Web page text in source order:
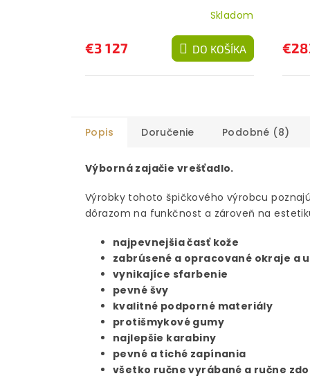
Skladom
€3 127 DO KOŠÍKA
Popis Doručenie Podobné (8)
Výborná zajačie vrešťadlo.
Výrobky tohoto špičkového výrobcu
dôrazom na funkčnost a zároveň na
najpevnejšia časť kože
zabrúsené a opracované okraje a
vynikajíce sfarbenie
pevné švy
kvalitné podporné materiály
protišmykové gumy
najlepšie karabiny
pevné a tiché zapínania
všetko ručne vyrábané a ručne